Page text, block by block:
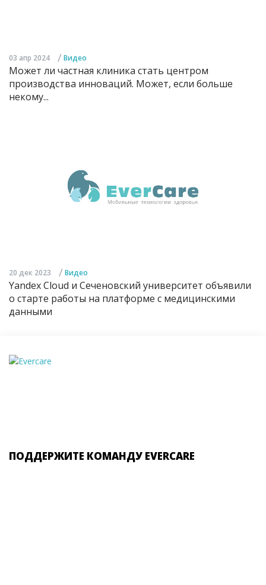
03 апр 2024 / Видео
Может ли частная клиника стать центром
производства инноваций. Может, если больше
некому...
20 дек 2023 / Видео
Yandex Cloud и Сеченовский университет объявили
о старте работы на платформе с медицинскими
данными
ПОДДЕРЖИТЕ КОМАНДУ EVERCARE